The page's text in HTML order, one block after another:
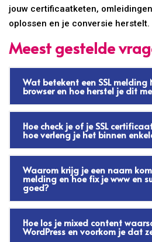
jouw certificaatketen,
oplossen en je conversie herstelt.
Meest gestelde
Wat betekent een SSL
browser en hoe herstel je dit
Hoe check je of je SSL
hoe verleng je het binnen
Waarom krijg je een naam
melding en hoe fix je www en
goed?
Hoe los je mixed content
WordPress en voorkom je dat